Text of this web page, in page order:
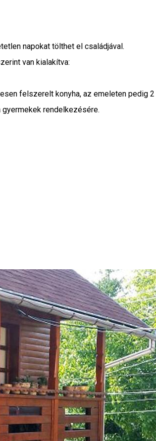
napokat tölthet el családjával.
van kialakítva:
felszerelt konyha, az emeleten pedig
rendelkezésére.